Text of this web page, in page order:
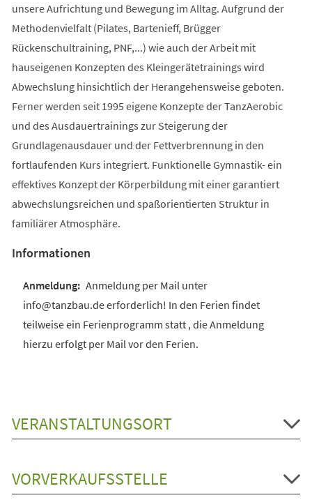
unsere Aufrichtung und Bewegung im Alltag. Aufgrund der
Methodenvielfalt (Pilates, Bartenieff, Brügger
Rückenschultraining, PNF,...) wie auch der Arbeit mit
hauseigenen Konzepten des Kleingerätetrainings wird
Abwechslung hinsichtlich der Herangehensweise geboten.
Ferner werden seit 1995 eigene Konzepte der TanzAerobic
und des Ausdauertrainings zur Steigerung der
Grundlagenausdauer und der Fettverbrennung in den
fortlaufenden Kurs integriert. Funktionelle Gymnastik- ein
effektives Konzept der Körperbildung mit einer garantiert
abwechslungsreichen und spaßorientierten Struktur in
familiärer Atmosphäre.
Informationen
Anmeldung per Mail unter
info@tanzbau.de erforderlich! In den Ferien findet
teilweise ein Ferienprogramm statt , die Anmeldung
hierzu erfolgt per Mail vor den Ferien.
VERANSTALTUNGSORT
VORVERKAUFSSTELLE